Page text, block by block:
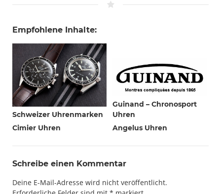
Empfohlene Inhalte:
Schweizer Uhrenmarken
Guinand – Chronosport
Uhren
Cimier Uhren
Angelus Uhren
Schreibe einen Kommentar
Deine E-Mail-Adresse wird nicht veröffentlicht.